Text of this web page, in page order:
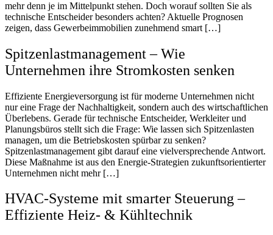
mehr denn je im Mittelpunkt stehen. Doch worauf sollten Sie als
technische Entscheider besonders achten? Aktuelle Prognosen
zeigen, dass Gewerbeimmobilien zunehmend smart […]
Spitzenlastmanagement – Wie
Unternehmen ihre Stromkosten senken
Effiziente Energieversorgung ist für moderne Unternehmen nicht
nur eine Frage der Nachhaltigkeit, sondern auch des wirtschaftlichen
Überlebens. Gerade für technische Entscheider, Werkleiter und
Planungsbüros stellt sich die Frage: Wie lassen sich Spitzenlasten
managen, um die Betriebskosten spürbar zu senken?
Spitzenlastmanagement gibt darauf eine vielversprechende Antwort.
Diese Maßnahme ist aus den Energie-Strategien zukunftsorientierter
Unternehmen nicht mehr […]
HVAC-Systeme mit smarter Steuerung –
Effiziente Heiz- & Kühltechnik